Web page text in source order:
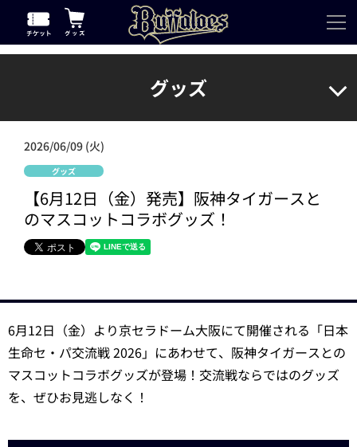
グッズ
2026/06/09 (火)
グッズ
【6月12日（金）発売】阪神タイガースと
のマスコットコラボグッズ！
6月12日（金）より京セラドーム大阪にて開催される「日本
生命セ・パ交流戦 2026」にあわせて、阪神タイガースとの
マスコットコラボグッズが登場！交流戦ならではのグッズ
を、ぜひお見逃しなく！